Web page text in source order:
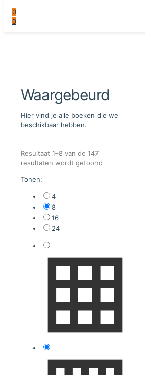
0
0
Waargebeurd
Hier vind je alle boeken die we
beschikbaar hebben.
Resultaat 1–8 van de 147
resultaten wordt getoond
Tonen:
4
8
16
24